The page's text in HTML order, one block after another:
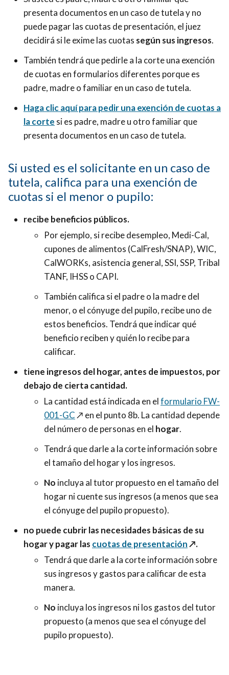
presenta documentos en un caso de tutela y no
puede pagar las cuotas de presentación, el juez
decidirá si le exime las cuotas según sus ingresos.
También tendrá que pedirle a la corte una exención
de cuotas en formularios diferentes porque es
padre, madre o familiar en un caso de tutela.
Haga clic aquí para pedir una exención de cuotas a
la corte si es padre, madre u otro familiar que
presenta documentos en un caso de tutela.
Si usted es el solicitante en un caso de
tutela, califica para una exención de
cuotas si el menor o pupilo:
recibe beneficios públicos.
Por ejemplo, si recibe desempleo, Medi-Cal,
cupones de alimentos (CalFresh/SNAP), WIC,
CalWORKs, asistencia general, SSI, SSP, Tribal
TANF, IHSS o CAPI.
También califica si el padre o la madre del
menor, o el cónyuge del pupilo, recibe uno de
estos beneficios. Tendrá que indicar qué
beneficio reciben y quién lo recibe para
calificar.
tiene ingresos del hogar, antes de impuestos, por
debajo de cierta cantidad.
La cantidad está indicada en elformulario FW-
001-GC↗️ en el punto 8b. La cantidad depende
del número de personas en el hogar.
Tendrá que darle a la corte información sobre
el tamaño del hogar y los ingresos.
No incluya al tutor propuesto en el tamaño del
hogar ni cuente sus ingresos (a menos que sea
el cónyuge del pupilo propuesto).
no puede cubrir las necesidades básicas de su
hogar y pagar las cuotas de presentación↗️.
Tendrá que darle a la corte información sobre
sus ingresos y gastos para calificar de esta
manera.
No incluya los ingresos ni los gastos del tutor
propuesto (a menos que sea el cónyuge del
pupilo propuesto).